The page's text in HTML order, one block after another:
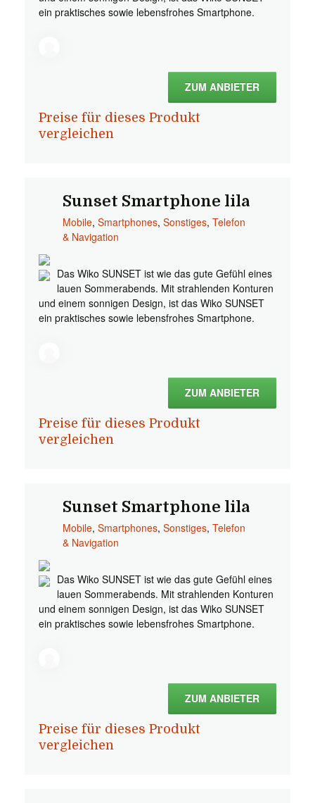
ein praktisches sowie lebensfrohes Smartphone.
ZUM ANBIETER
Preise für dieses Produkt
vergleichen
Sunset Smartphone lila
Mobile, Smartphones, Sonstiges, Telefon
& Navigation
Das Wiko SUNSET ist wie das gute Gefühl eines
lauen Sommerabends. Mit strahlenden Konturen
und einem sonnigen Design, ist das Wiko SUNSET
ein praktisches sowie lebensfrohes Smartphone.
ZUM ANBIETER
Preise für dieses Produkt
vergleichen
Sunset Smartphone lila
Mobile, Smartphones, Sonstiges, Telefon
& Navigation
Das Wiko SUNSET ist wie das gute Gefühl eines
lauen Sommerabends. Mit strahlenden Konturen
und einem sonnigen Design, ist das Wiko SUNSET
ein praktisches sowie lebensfrohes Smartphone.
ZUM ANBIETER
Preise für dieses Produkt
vergleichen